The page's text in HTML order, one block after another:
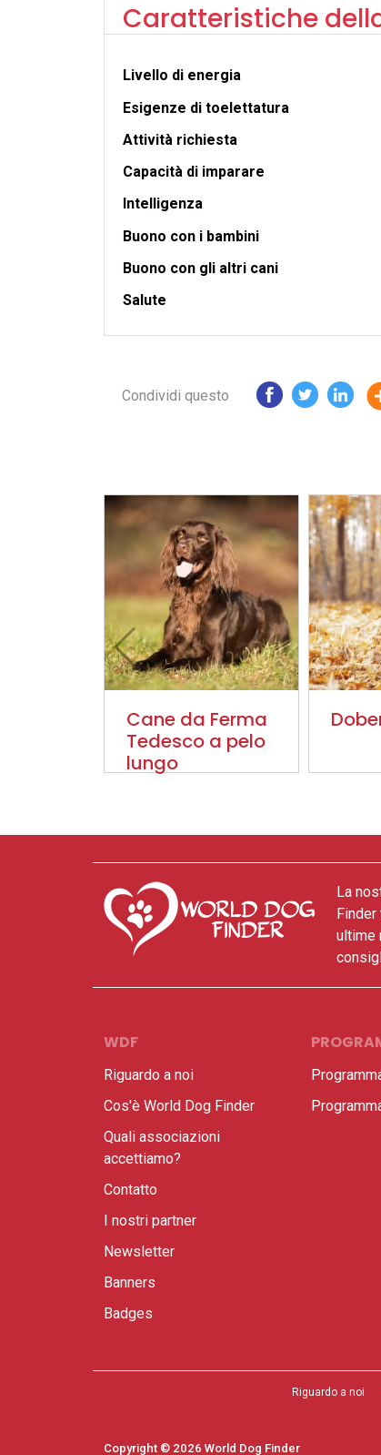
Caratteristiche
Livello di energia
Esigenze di toelettatura
Attività richiesta
Capacità di imparare
Intelligenza
Buono con i bambini
Buono con gli altri cani
Salute
Condividi questo
Cane da Ferma
Tedesco a pelo
lungo
La
ultime
WDF
Riguardo a noi
Cos'è World Dog Finder
Quali associazioni
accettiamo?
Contatto
I nostri partner
Newsletter
Banners
Badges
Riguardo a noi
Copyright © 2026 World Dog Finder